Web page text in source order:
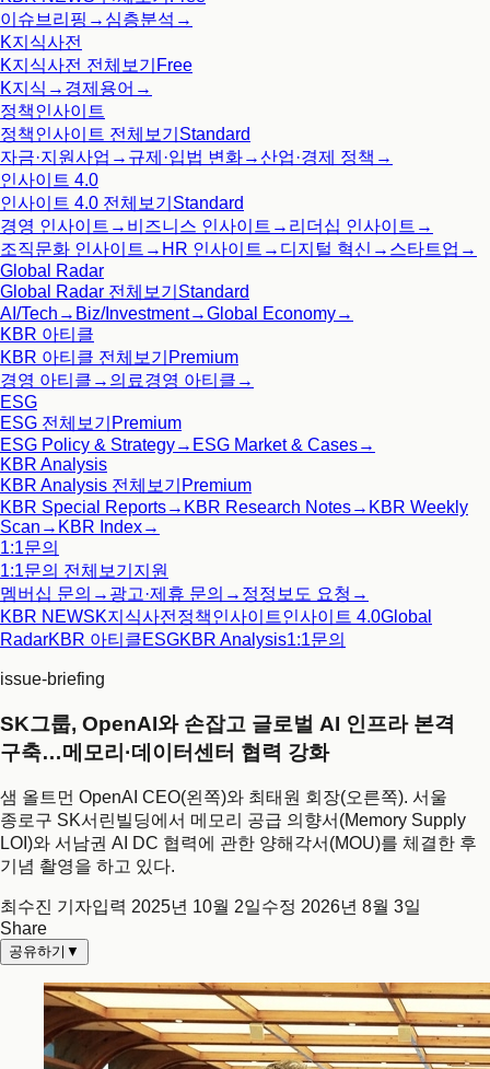
이슈브리핑 → 심층분석 →
K지식사전
K지식사전 전체보기 Free
K지식 → 경제용어 →
정책인사이트
정책인사이트 전체보기 Standard
자금·지원사업 → 규제·입법 변화→산업·경제 정책 →
인사이트 4.0
인사이트 4.0 전체보기 Standard
경영 인사이트 → 비즈니스 인사이트 → 리더십 인사이트 →
조직문화 인사이트 → HR 인사이트 → 디지털 혁신 → 스타트업 →
Global Radar
Global Radar 전체보기 Standard
AI/Tech → Biz/Investment→Global Economy→
KBR 아티클
KBR 아티클 전체보기 Premium
경영 아티클 → 의료경영 아티클 →
ESG
ESG 전체보기 Premium
ESG Policy & Strategy→ ESG Market & Cases→
KBR Analysis
KBR Analysis 전체보기 Premium
KBR Special Reports→ KBR Research Notes→ KBR Weekly
Scan → KBR Index→
1:1문의
1:1문의 전체보기 지원
멤버십 문의 → 광고·제휴 문의 → 정정보도 요청 →
KBR NEWSK지식사전 정책인사이트인사이트 4.0Global
RadarKBR 아티클ESGKBR Analysis1:1문의
issue-briefing
SK그룹, OpenAI와 손잡고 글로벌 AI 인프라 본격
구축…메모리·데이터센터 협력 강화
샘 올트먼 OpenAI CEO(왼쪽)와 최태원 회장(오른쪽). 서울
종로구 SK서린빌딩에서 메모리 공급 의향서(Memory Supply
LOI)와 서남권 AI DC 협력에 관한 양해각서(MOU)를 체결한 후
기념 촬영을 하고 있다.
최수진 기자입력 2025년 10월 2일수정 2026년 8월 3일
Share
공유하기 ▼